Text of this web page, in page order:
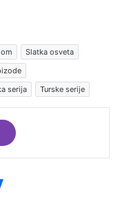
Slatka osveta
serija Turske serije